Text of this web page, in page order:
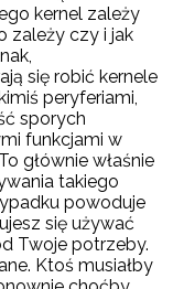
kernel zależy
zależy czy i jak
się robić kernele
peryferiami,
sporych
funkcjami w
głównie właśnie
takiego
powoduje
się używać
Twoje potrzeby.
Ktoś musiałby